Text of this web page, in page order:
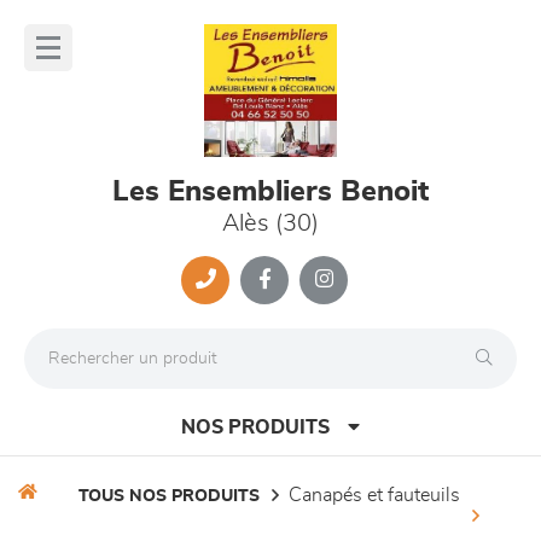
Les Ensembliers Benoit
Alès (30)
NOS PRODUITS
TOUS NOS PRODUITS canapés et fauteuils